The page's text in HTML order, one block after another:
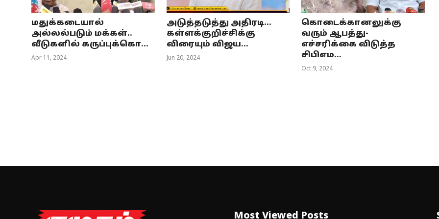
மதுக்கடையால்
அல்லல்படும் மக்கள்..
வீடுகளில் கருப்புக்கொ...
Apr 11, 2024
அடுத்தடுத்து அதிரடி...
கள்ளக்குறிச்சிக்கு
விரையும் விஜய...
Jun 20, 2024
கொடைக்கானலுக்கு
வரும் ஆபத்து-
எச்சரிக்கை விடுத்த
சிபிஎம...
Oct 9, 2024
Most Viewed Posts